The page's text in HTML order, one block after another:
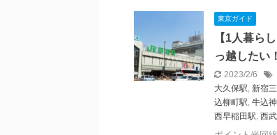
東京ガイド
【1人暮ら
っ越したい
2023/2/6
大久保駅, 新宿
込柳町駅, 牛込
西早稲田駅, 西